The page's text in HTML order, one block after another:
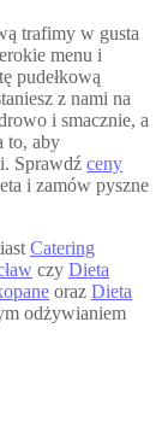
trafimy w gusta
menu i
pudełkową
z nami na
i smacznie, a
to, aby
Sprawdź ceny
i zamów pyszne
Catering
czy Dieta
oraz Dieta
odżywianiem